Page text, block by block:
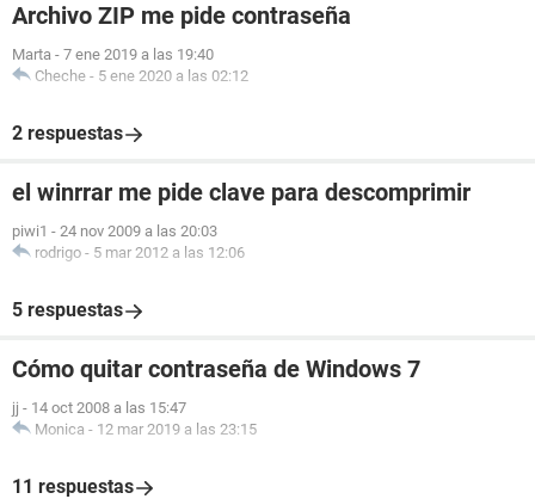
Archivo ZIP me pide contraseña
Marta - 7 ene 2019 a las 19:40
Cheche - 5 ene 2020 a las 02:12
2 respuestas
el winrrar me pide clave para descomprimir
piwi1 - 24 nov 2009 a las 20:03
rodrigo - 5 mar 2012 a las 12:06
5 respuestas
Cómo quitar contraseña de Windows 7
jj - 14 oct 2008 a las 15:47
Monica - 12 mar 2019 a las 23:15
11 respuestas